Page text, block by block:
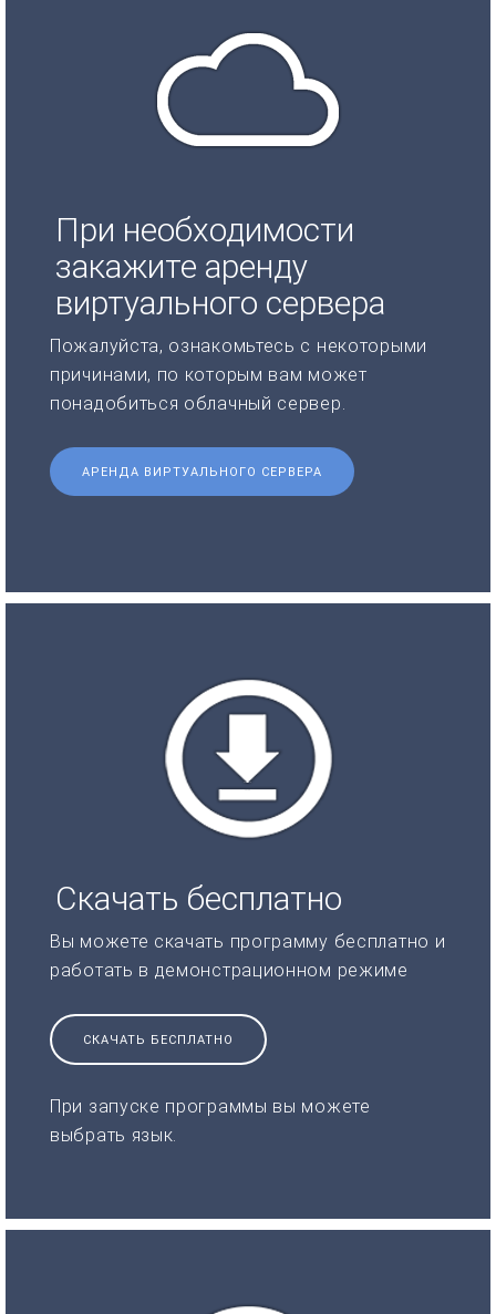
При необходимости
закажите аренду
виртуального сервера
Пожалуйста, ознакомьтесь с некоторыми
причинами, по которым вам может
понадобиться облачный сервер.
АРЕНДА ВИРТУАЛЬНОГО СЕРВЕРА
Скачать бесплатно
Вы можете скачать программу бесплатно и
работать в демонстрационном режиме
СКАЧАТЬ БЕСПЛАТНО
При запуске программы вы можете
выбрать язык.